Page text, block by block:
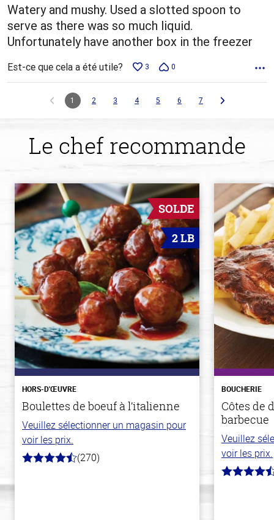
Watery and mushy. Used a slotted spoon to
serve as there was so much liquid.
Unfortunately have another box in the freezer
Est-ce que cela a été utile? 3 0
1 2 3 4 5 6 7
Le chef recommande
SOLDE
2 LB
HORS-D'ŒUVRE
Boulettes de boeuf à l’italienne
Veuillez sélectionner un magasin pour
voir les prix.
4.5
(270)
BOUCHERIE
Côtes de
barbecue
Veuillez
voir les prix.
4.7